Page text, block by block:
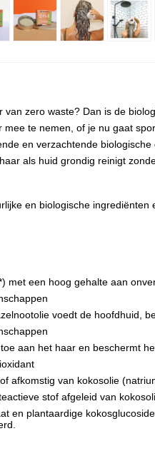
zero waste? Dan is de
te nemen, of je nu gaat
en verzachtende
als huid grondig reinigt
en biologische
met een hoog gehalte aan
voedt de hoofdhuid,
aan het haar en beschermt
afkomstig van kokosolie
stof afgeleid van
en plantaardige